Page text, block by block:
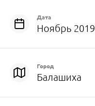
Дата
Ноябрь 2019
Город
Балашиха